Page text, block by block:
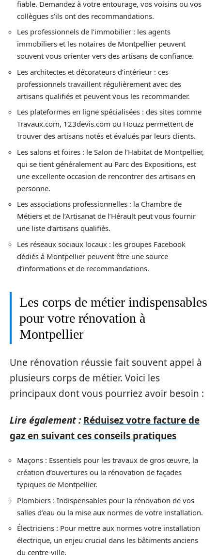
fiable. Demandez à votre entourage, vos voisins ou vos
collègues s’ils ont des recommandations.
Les professionnels de l’immobilier : les agents
immobiliers et les notaires de Montpellier peuvent
souvent vous orienter vers des artisans de confiance.
Les architectes et décorateurs d’intérieur : ces
professionnels travaillent régulièrement avec des
artisans qualifiés et peuvent vous les recommander.
Les plateformes en ligne spécialisées : des sites comme
Travaux.com, 123devis.com ou Houzz permettent de
trouver des artisans notés et évalués par leurs clients.
Les salons et foires : le Salon de l’Habitat de Montpellier,
qui se tient généralement au Parc des Expositions, est
une excellente occasion de rencontrer des artisans en
personne.
Les associations professionnelles : la Chambre de
Métiers et de l’Artisanat de l’Hérault peut vous fournir
une liste d’artisans qualifiés.
Les réseaux sociaux locaux : les groupes Facebook
dédiés à Montpellier peuvent être une source
d’informations et de recommandations.
Les corps de métier indispensables
pour votre rénovation à
Montpellier
Une rénovation réussie fait souvent appel à
plusieurs corps de métier. Voici les
principaux dont vous pourriez avoir besoin :
Lire également : Réduisez votre facture de
gaz en suivant ces conseils pratiques
Maçons : Essentiels pour les travaux de gros œuvre, la
création d’ouvertures ou la rénovation de façades
typiques de Montpellier.
Plombiers : Indispensables pour la rénovation de vos
salles d’eau ou la mise aux normes de votre installation.
Électriciens : Pour mettre aux normes votre installation
électrique, un enjeu crucial dans les bâtiments anciens
du centre-ville.